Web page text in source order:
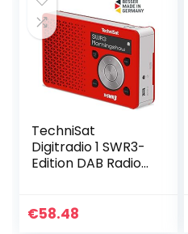
TechniSat
Digitradio 1 SWR3-
Edition DAB Radio
DAB+, UKW,
€58.48